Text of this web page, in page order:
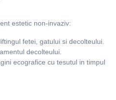
estetic non-invaziv:
fetei, gatului si decolteului.
decolteului.
ecografice cu tesutul in timpul